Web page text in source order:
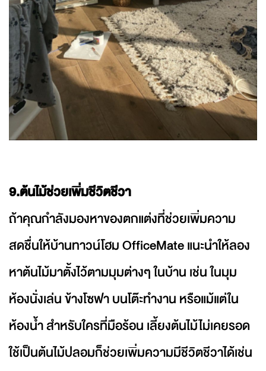
9.ต้นไม้ช่วยเพิ่มชีวิตชีวา
ถ้าคุณกำลังมองหาของตกแต่งที่ช่วยเพิ่มความ
สดชื่นให้บ้านทาวน์โฮม OfficeMate แนะนำให้ลอง
หาต้นไม้มาตั้งไว้ตามมุมต่างๆ ในบ้าน เช่น ในมุม
ห้องนั่งเล่น ข้างโซฟา บนโต๊ะทำงาน หรือแม้แต่ใน
ห้องน้ำ สำหรับใครที่มือร้อน เลี้ยงต้นไม้ไม่เคยรอด
ใช้เป็นต้นไม้ปลอมก็ช่วยเพิ่มความมีชีวิตชีวาได้เช่น